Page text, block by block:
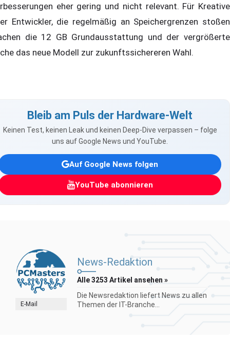
eher gering und nicht relevant. Für Kreative
Entwickler, die regelmäßig an Speichergrenzen stoßen
die 12 GB Grundausstattung und der vergrößerte
das neue Modell zur zukunftssichereren Wahl.
Bleib am Puls der Hardware-Welt
Keinen Test, keinen Leak und keinen Deep-Dive verpassen – folge
uns auf Google News und YouTube.
Auf Google News folgen
YouTube abonnieren
E-Mail
News-Redaktion
Alle 3253 Artikel ansehen »
Die Newsredaktion liefert News zu allen
Themen der IT-Branche...